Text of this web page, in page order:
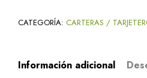
CATEGORÍA: CARTERAS /
Información adicional